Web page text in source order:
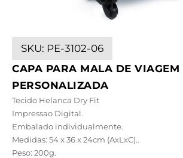
SKU: PE-3102-06
CAPA PARA MALA DE VIAGEM
PERSONALIZADA
Tecido Helanca Dry Fit
Impressao Digital.
Embalado individualmente.
Medidas: 54 x 36 x 24cm (AxLxC)..
Peso: 200g.